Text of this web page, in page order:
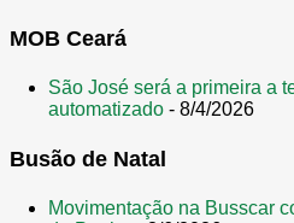
MOB Ceará
São José será a primeira a
automatizado - 8/4/2026
Busão de Natal
Movimentação na Busscar